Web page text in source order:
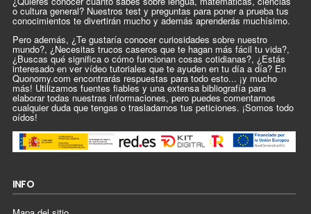
¿Quieres conocer cuánto sabes sobre lengua, matemáticas, ciencias
o cultura general? Nuestros test y preguntas para poner a prueba tus
Pero además, ¿Te gustaría conocer curiosidades sobre nuestro
mundo?, ¿Necesitas trucos caseros que te hagan más fácil tu vida?,
¿Buscas qué significa o cómo funcionan cosas cotidianas?, ¿Estás
interesado en ver vídeo tutoriales que te ayuden en tu día a día? En
Quonomy.com encontrarás respuestas para todo esto... ¡y mucho
más! Utilizamos fuentes fiables y una extensa bibliografía para
elaborar todas nuestras informaciones, pero puedes comentarnos
cualquier duda que tengas o trasladarnos tus peticiones. ¡Somos todo
oídos!
INFO